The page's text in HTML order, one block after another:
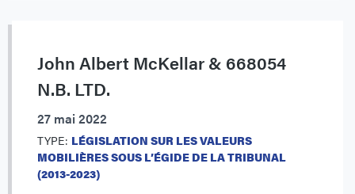
John Albert McKellar & 668054
N.B. LTD.
27 mai 2022
TYPE: LÉGISLATION SUR LES VALEURS
MOBILIÈRES SOUS L’ÉGIDE DE LA TRIBUNAL
(2013-2023)